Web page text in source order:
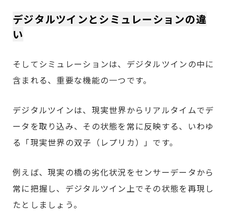
デジタルツインとシミュレーションの違
い
そしてシミュレーションは、デジタルツインの中に
含まれる、重要な機能の一つです。
デジタルツインは、現実世界からリアルタイムでデ
ータを取り込み、その状態を常に反映する、いわゆ
る「現実世界の双子（レプリカ）」です。
例えば、現実の橋の劣化状況をセンサーデータから
常に把握し、デジタルツイン上でその状態を再現し
たとしましょう。